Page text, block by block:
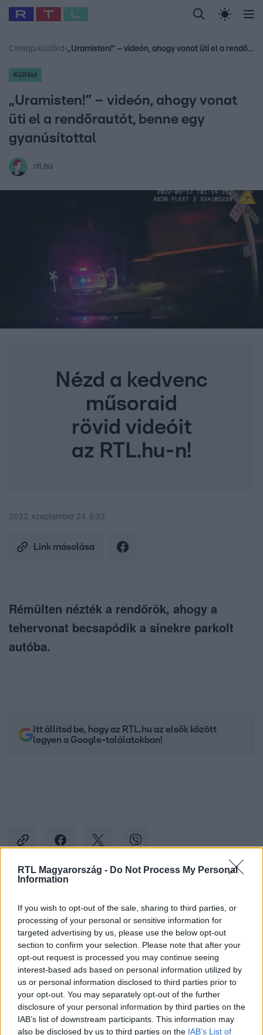
RTL Magyarország - Do Not Process My Personal
Information
If you wish to opt-out of the sale, sharing to third parties, or
processing of your personal or sensitive information for
targeted advertising by us, please use the below opt-out
section to confirm your selection. Please note that after your
opt-out request is processed you may continue seeing
interest-based ads based on personal information utilized by
us or personal information disclosed to third parties prior to
your opt-out. You may separately opt-out of the further
disclosure of your personal information by third parties on the
IAB’s list of downstream participants. This information may
also be disclosed by us to third parties on the IAB’s List of
Legfrissebb RTL Híradó Randi Celeb vagyok,
Babits Marcella Most Wanted Gallusz
Címlap› Külföld › „Uramisten!” – videón, ahogy vonat üti el a rendőrautót, benne egy gyanúsítottal
Külföld
„Uramisten!” – videón, ahogy vonat
üti el a rendőrautót, benne egy
gyanúsítottal
rtl.hu
Nézd a kedvenc
műsoraid
rövid videóit
az RTL.hu-n!
2022. szeptember 24. 6:33
Link másolása
Rémülten nézték a rendőrök, ahogy a
tehervonat becsapódik a sínekre parkolt
autóba.
Itt állítsd be, hogy az RTL.hu az elsők között
legyen a Google-találatokban!
Facebookon is!
Követem
KÜLFÖLD #VONAT #RENDŐRAUTÓ #ÜTKÖZÉS